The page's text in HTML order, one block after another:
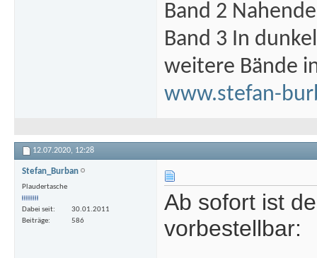
Band 2
Band 3 In
weitere Bände
www.stefan-
12.07.2020, 12:28
Stefan_Burban
Plaudertasche
Dabei seit
30.01.2011
Beiträge
586
Ab sofort ist
vorbestellbar: